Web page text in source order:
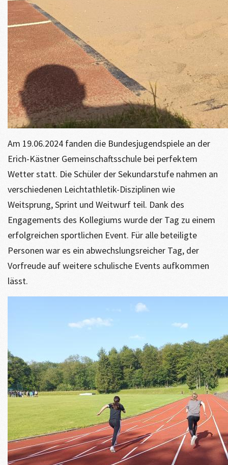
Am 19.06.2024 fanden die Bundesjugendspiele an der
Erich-Kästner Gemeinschaftsschule bei perfektem
Wetter statt. Die Schüler der Sekundarstufe nahmen an
verschiedenen Leichtathletik-Disziplinen wie
Weitsprung, Sprint und Weitwurf teil. Dank des
Engagements des Kollegiums wurde der Tag zu einem
erfolgreichen sportlichen Event. Für alle beteiligte
Personen war es ein abwechslungsreicher Tag, der
Vorfreude auf weitere schulische Events aufkommen
lässt.